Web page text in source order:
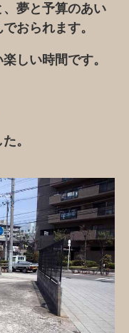
夢と予算のあい
おられます。
しい時間です。
。